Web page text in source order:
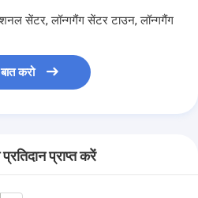
सेंटर, लॉन्गगैंग सेंटर टाउन, लॉन्गगैंग
करो
प्राप्त करें